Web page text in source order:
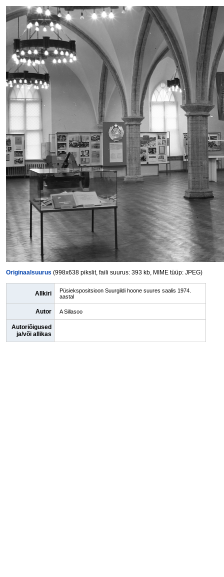
Originaalsuurus (998x638 pikslit, faili suurus: 393 kb, MIME tüüp: JPEG)
Allkiri
Püsiekspositsioon Suurgildi hoone suures saalis 1974.
aastal
Autor A Sillasoo
Autoriõigused
ja/või allikas